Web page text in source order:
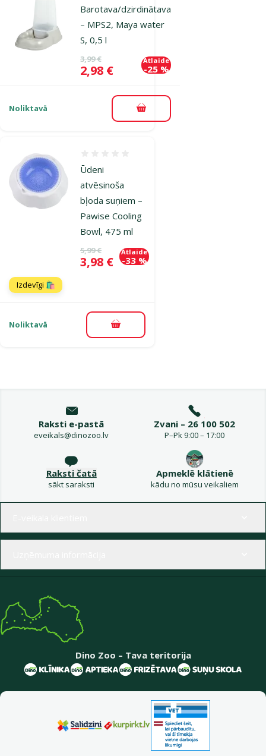
Barotava/dzirdinātava
– MPS2, Maya water
S, 0,5 l
Oriģinālā cena
3,99 €
Cena
2,98 €
Atlaide
-25 %
Noliktavā Pievienot grozam
Ūdeni
atvēsinoša
bļoda suņiem –
Pawise Cooling
Bowl, 475 ml
Oriģinālā cena
5,99 €
Cena
3,98 €
Atlaide
-33 %
Izdevīgi 🛍️
Noliktavā Pievienot grozam
Raksti e-pastā
eveikals@dinozoo.lv
Zvani – 26 100 502
P–Pk 9:00 – 17:00
Raksti čatā
sākt saraksti
Apmeklē klātienē
kādu no mūsu veikaliem
Dino Zoo – Tava teritorija